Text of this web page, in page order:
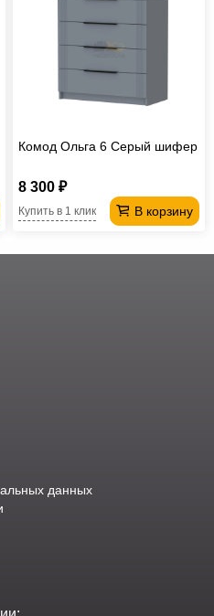
Комод Ольга 6 Серый шифер
8 300 ₽
В корзину
Купить в 1 клик
данных